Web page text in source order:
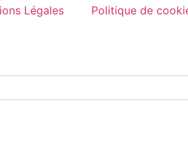
Légales Politique de